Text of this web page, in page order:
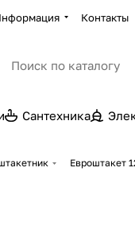
Контакты
Сантехника
Евроштакет